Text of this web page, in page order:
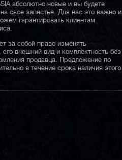
абсолютно новые и вы будете
свое запястье. Для нас это важно и
гарантировать клиентам
за собой право изменять
его внешний вид и комплектность без
продавца. Предложение по
в течение срока наличия этого